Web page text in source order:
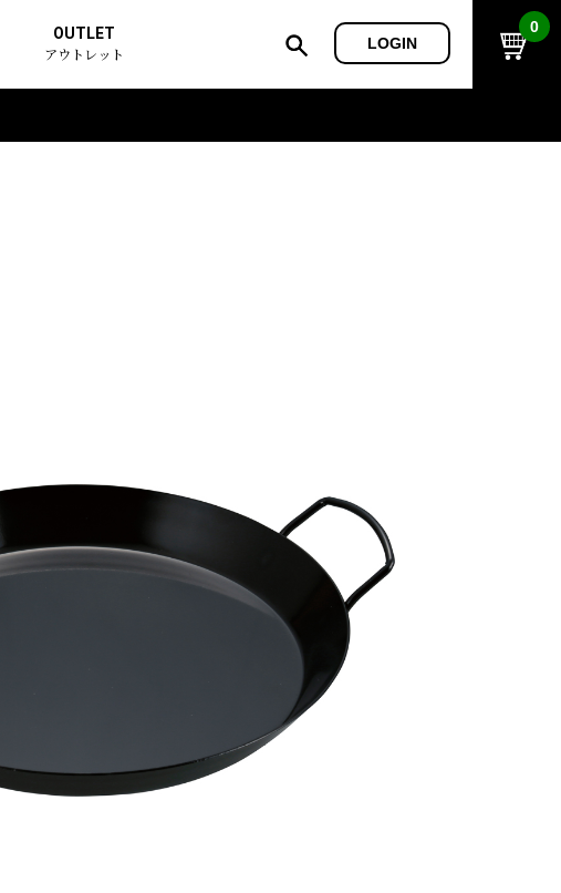
OUTLET
アウトレット
LOGIN
0